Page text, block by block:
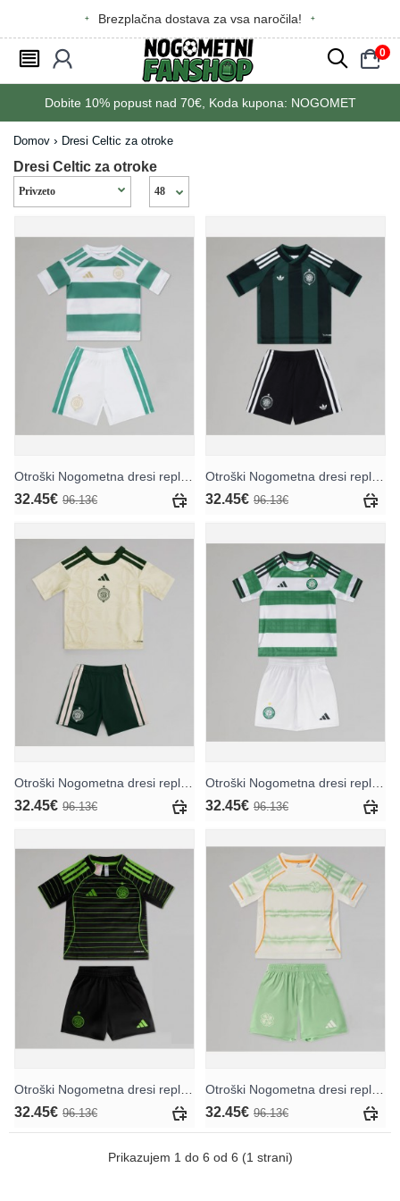
Brezplačna dostava za vsa naročila!
󰂩 󰃳 󰂨 0
󰃠
Dobite 10%popust nad 70€, Koda kupona: NOGOMET
Domov Dresi Celtic za otroke
Dresi Celtic za otroke
32.45€ 96.13€ 32.45€ 96.13€
32.45€ 96.13€ 32.45€ 96.13€
32.45€ 96.13€ 32.45€ 96.13€
Prikazujem 1 do 6 od 6 (1 strani)